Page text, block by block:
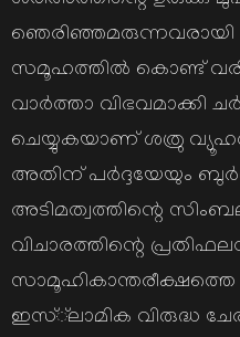
സമൂഹത്തില്‍ കൊണ്ട്‌
വാര്‍ത്താ വിഭവമാക്കി
ചെയ്യുകയാണ്‌ ശത്രു
അതിന്‌ പര്‍ദ്ദയേയും
അടിമത്വത്തിന്റെ
വിചാരത്തിന്റെ
ഇസ്‌്‌ലാമിക വിരുദ്ധ